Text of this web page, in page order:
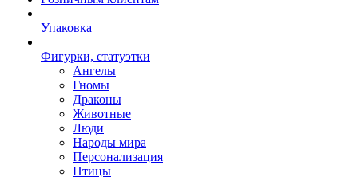
Упаковка
Фигурки, статуэтки
Ангелы
Гномы
Драконы
Животные
Люди
Народы мира
Персонализация
Птицы